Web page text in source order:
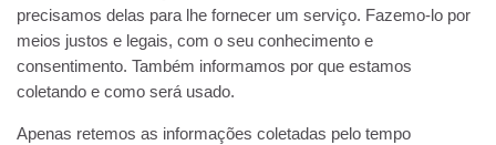
precisamos delas para lhe fornecer um serviço. Fazemo-lo por
meios justos e legais, com o seu conhecimento e
consentimento. Também informamos por que estamos
coletando e como será usado.
Apenas retemos as informações coletadas pelo tempo